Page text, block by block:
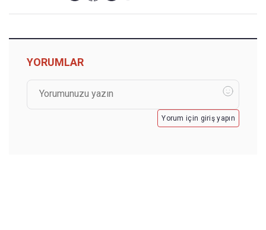
YORUMLAR
Yorum için giriş yapın